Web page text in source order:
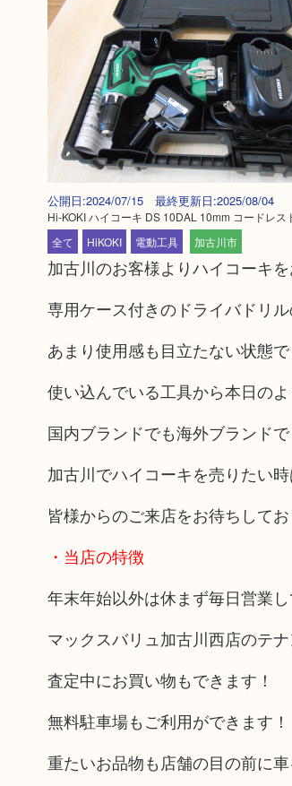
公開日:2024/07/15 最終更新日:2025/08/04
Hi-KOKI ハイコーキ DS 10DAL 10mm コードレス
全て
HiKOKI 電動工具 加古川市
加古川のお客様よりハイコーキ
専用ケース付きのドライバドリ
あまり使用感も目立たない状態で
使い込んでいる工具から本日の
国内ブランドでも海外ブランド
加古川でハイコーキを売りたい
皆様からのご来店をお待ちしてお
・当店の特徴
年末年始以外は休まず毎日営業し
マックスバリュ加古川西店のテナ
査定中にお買い物もできます！
無料駐車場もご利用ができます！
重たいお品物も店舗の目の前に